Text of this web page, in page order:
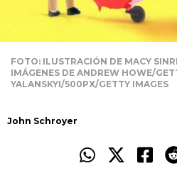
FOTO: ILUSTRACIÓN DE MACY
IMÁGENES DE ANDREW HOWE/
YALANSKYI/500PX/GETTY IMAGES
John Schroyer